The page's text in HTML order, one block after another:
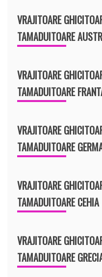
VRAJITOARE
TAMADUITOARE
VRAJITOARE
TAMADUITOARE
VRAJITOARE
TAMADUITOARE
VRAJITOARE
TAMADUITOARE CEHIA
VRAJITOARE
TAMADUITOARE